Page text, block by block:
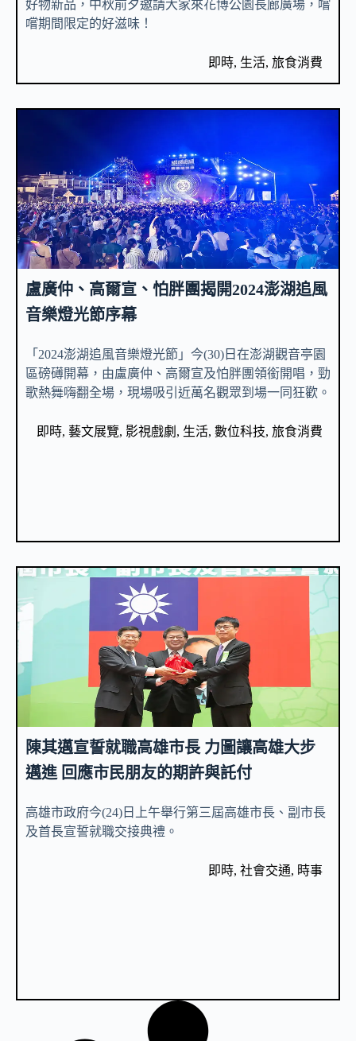
好物新品，中秋前夕邀請大家來花博公園長廊廣場，嚐
嚐期間限定的好滋味！
即時, 生活, 旅食消費
盧廣仲、高爾宣、怕胖團揭開2024澎湖追風
音樂燈光節序幕
「2024澎湖追風音樂燈光節」今(30)日在澎湖觀音亭園
區磅礡開幕，由盧廣仲、高爾宣及怕胖團領銜開唱，勁
歌熱舞嗨翻全場，現場吸引近萬名觀眾到場一同狂歡。
即時, 藝文展覽, 影視戲劇 , 生活, 數位科技, 旅食消費
陳其邁宣誓就職高雄市長 力圖讓高雄大步
邁進 回應市民朋友的期許與託付
高雄市政府今(24)日上午舉行第三屆高雄市長、副市長
及首長宣誓就職交接典禮。
即時, 社會交通, 時事